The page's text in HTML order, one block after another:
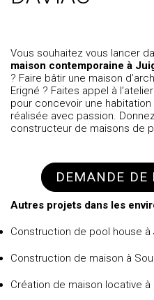
Vous souhaitez vous lancer
maison contemporaine à
? Faire bâtir une maison
Erigné ? Faites appel à
pour concevoir une
réalisée avec passion.
constructeur de maisons de
DEMANDE DE
Autres projets dans les
Construction de pool house à
Construction de maison à
Création de maison locative à